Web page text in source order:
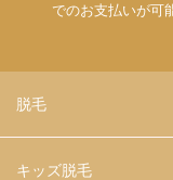
でのお支払いが可
脱毛
キッズ脱毛